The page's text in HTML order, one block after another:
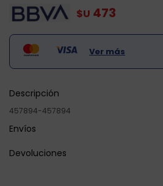
$U 473
Ver más
Descripción
457894-457894
Envíos
Devoluciones